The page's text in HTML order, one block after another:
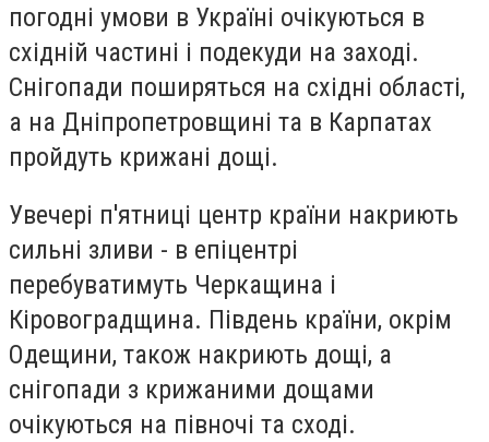
погодні умови в Україні очікуються в
східній частині і подекуди на заході.
Снігопади поширяться на східні області,
а на Дніпропетровщині та в Карпатах
пройдуть крижані дощі.
Увечері п'ятниці центр країни накриють
сильні зливи - в епіцентрі
перебуватимуть Черкащина і
Кіровоградщина. Південь країни, окрім
Одещини, також накриють дощі, а
снігопади з крижаними дощами
очікуються на півночі та сході.